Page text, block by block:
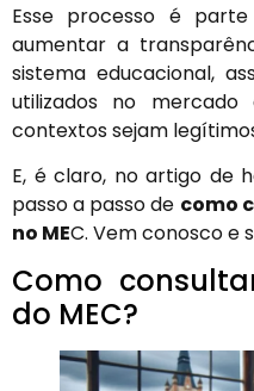
Esse processo é
aumentar a
sistema educacional,
utilizados no
contextos sejam
E, é claro, no artigo de
passo a passo de como
no MEC. Vem conosco e
Como
do MEC?